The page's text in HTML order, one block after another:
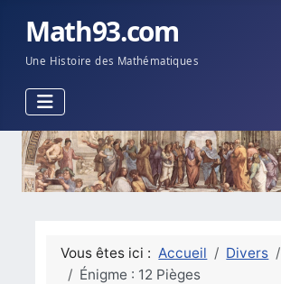
Math93.com
Une Histoire des Mathématiques
Vous êtes ici : Accueil Divers
Énigme : 12 Pièges